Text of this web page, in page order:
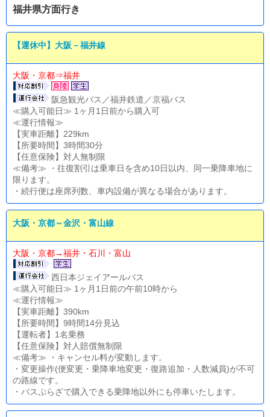
福井県方面行き
【運休中】大阪－福井線
大阪・京都⇒福井
阪急観光バス／福井鉄道／京福バス
≪購入可能日≫ 1ヶ月1日前から購入可
≪運行情報≫
【実車距離】229km
【所要時間】3時間30分
【任意保険】対人無制限
≪備考≫ ・往復割引は乗車日を含め10日以内、同一乗降車地に
限ります。
・続行便は座席列数、車内設備が異なる場合があります。
大阪・京都～金沢・富山線
大阪・京都→福井・石川・富山
西日本ジェイアールバス
≪購入可能日≫ 1ヶ月1日前の午前10時から
≪運行情報≫
【実車距離】390km
【所要時間】9時間14分見込
【運転者】1名乗務
【任意保険】対人賠償無制限
≪備考≫ ・キャンセル料が変動します。
・変更操作(便変更・乗降車地変更・復路追加・人数減員)が不可
の路線です。
・バスぷらざで購入できる乗降地以外にも停車いたします。